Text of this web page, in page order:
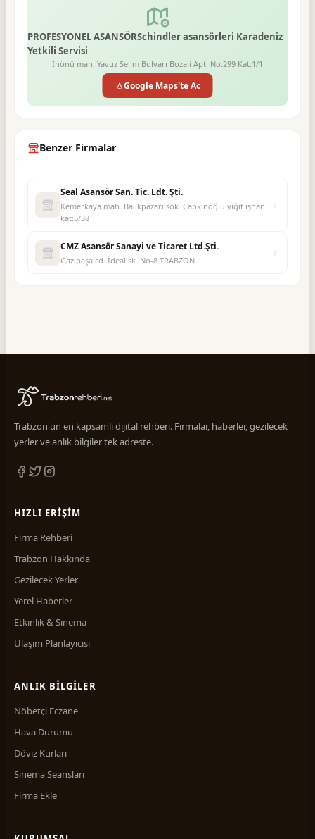
PROFESYONEL ASANSÖRSchindler asansörleri Karadeniz
Yetkili Servisi
İnönü mah. Yavuz Selim Bulvarı Bozali Apt. No:299 Kat:1/1
TRABZON
Google Maps'te Ac
Benzer Firmalar
Seal Asansör San. Tic. Ldt. Şti.
Kemerkaya mah. Balıkpazarı sok. Çapkınoğlu yiğit işhanı
kat:5/38
CMZ Asansör Sanayi ve Ticaret Ltd.Şti.
Gazipaşa cd. İdeal sk. No-8 TRABZON
Trabzon'un en kapsamlı dijital rehberi. Firmalar, haberler, gezilecek
yerler ve anlık bilgiler tek adreste.
HIZLI ERIŞIM
Firma Rehberi
Trabzon Hakkında
Gezilecek Yerler
Yerel Haberler
Etkinlik & Sinema
Ulaşım Planlayıcısı
ANLIK BILGILER
Nöbetçi Eczane
Hava Durumu
Döviz Kurları
Sinema Seansları
Firma Ekle